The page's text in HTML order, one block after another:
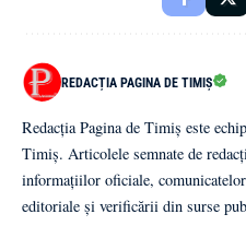
REDACȚIA PAGINA DE TIMIȘ
Redacția Pagina de Timiș este
Timiș. Articolele semnate de
informațiilor oficiale,
editoriale și verificării din surse